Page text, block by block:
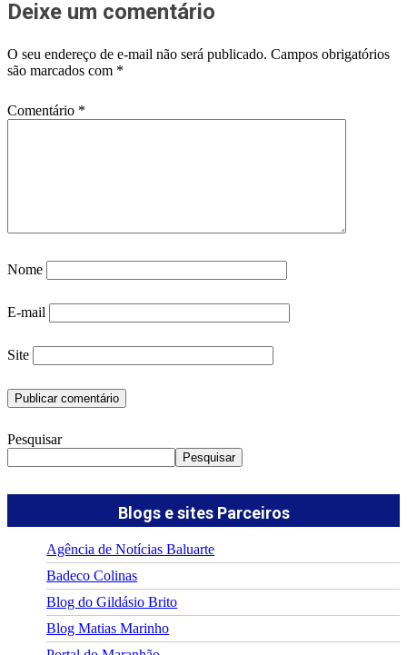
Deixe um comentário
O seu endereço de e-mail não será publicado. Campos obrigatórios
são marcados com *
Comentário *
Nome
E-mail
Site
Pesquisar
Pesquisar
Blogs e sites Parceiros
Agência de Notícias Baluarte
Badeco Colinas
Blog do Gildásio Brito
Blog Matias Marinho